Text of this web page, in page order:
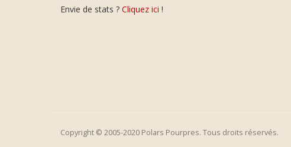
Envie de stats ? Cliquez ici !
Copyright © 2005-2020 Polars Pourpres. Tous droits réservés.